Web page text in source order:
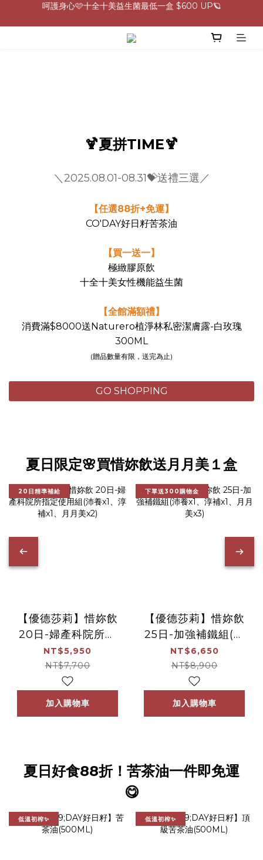
0805-0808指定商品滿$2000結帳88折💖
生理期救星！暖宮調理組限時優惠✨
🍹夏拼TIME🍹
＼2025.08.01-08.31💝送禮三選／
【任選88折+免運】
CO'DAY好日籽苦茶油
【買一送一】
極緻膠原飲
十全十美女性機能益生菌
【全館滿額禮】
消費滿$8000送Naturero植淨林私密潔膚露-白玫瑰
300ML
(贈品數量有限，送完為止)
GO SHOPPING
夏日限定🌸買惜妳飲送月月美１盒
20日精準補給
【優德莎莉】惜妳飲
20日-婦產科院所指
定使用組(沛養x1、淳
補x1、月月美x2)
NT$5,950
NT$7,700
加入購物車
下單送300購物金
【優德莎莉】惜妳飲
25日-加強補鐵組(沛
養x1、淳補x1、月月
美x3)
NT$6,650
NT$8,900
加入購物車
夏日好食88折！苦茶油一件即免運
😋
低溫初榨✨ 低溫初榨✨